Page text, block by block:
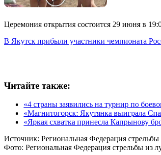
Церемония открытия состоится 29 июня в
В Якутск прибыли участники чемпионата
Читайте также:
«4 страны заявились на турнир по
«Магнитогорск: Якутянка выиграла
«Яркая схватка принесла Капрынову
Источник: Региональная Федерация
Фото: Региональная Федерация стрельбы из